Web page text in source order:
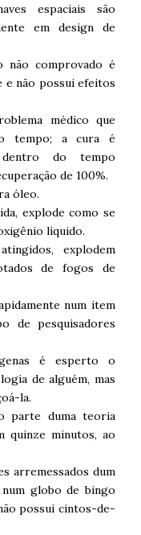
espaciais são
em design de
não comprovado é
e não possui efeitos
médico que
tempo; a cura é
dentro do tempo
de 100%.
óleo.
explode como se
líquido.
explodem
de fogos de
num item
de pesquisadores
é esperto o
de alguém, mas
la.
parte duma teoria
quinze minutos, ao
arremessados dum
globo de bingo
possui cintos-de-